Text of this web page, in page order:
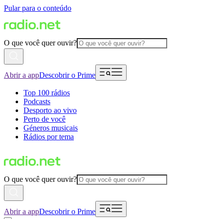
Pular para o conteúdo
O que você quer ouvir?
Abrir a appDescobrir o Prime
Top 100 rádios
Podcasts
Desporto ao vivo
Perto de você
Géneros musicais
Rádios por tema
O que você quer ouvir?
Abrir a appDescobrir o Prime